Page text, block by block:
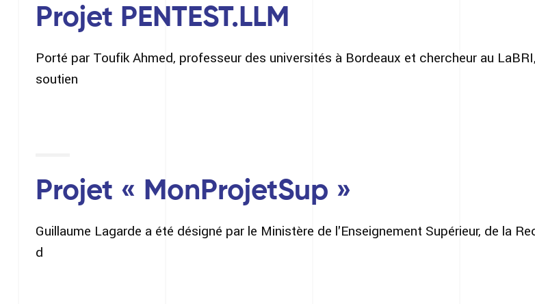
Projet PENTEST.LLM
Porté par Toufik Ahmed, professeur des universités à Bordeaux et chercheur au
soutien
Projet « MonProjetSup »
Guillaume Lagarde a été désigné par le Ministère de l'Enseignement Supérieur, de la
d